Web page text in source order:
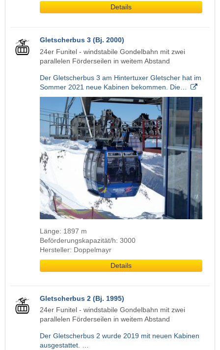
Details
Gletscherbus 3 (Bj. 2000)
24er Funitel - windstabile Gondelbahn mit zwei
parallelen Förderseilen in weitem Abstand
Der Gletscherbus 3 am Hintertuxer Gletscher hat im
Sommer 2021 neue Kabinen bekommen. Die…
Länge: 1897 m
Beförderungskapazität/h: 3000
Hersteller: Doppelmayr
Details
Gletscherbus 2 (Bj. 1995)
24er Funitel - windstabile Gondelbahn mit zwei
parallelen Förderseilen in weitem Abstand
Der Gletscherbus 2 wurde 2019 mit neuen Kabinen
ausgestattet. …